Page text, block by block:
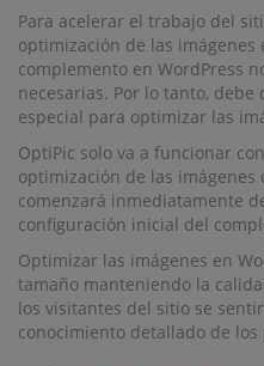
Para acelerar el trabajo del
optimización de las imágenes
complemento en WordPress
necesarias. Por lo tanto,
especial para optimizar las
OptiPic solo va a funcionar
optimización de las imágenes
comenzará inmediatamente
configuración inicial del
Optimizar las imágenes en
tamaño manteniendo la
los visitantes del sitio se
conocimiento detallado de los